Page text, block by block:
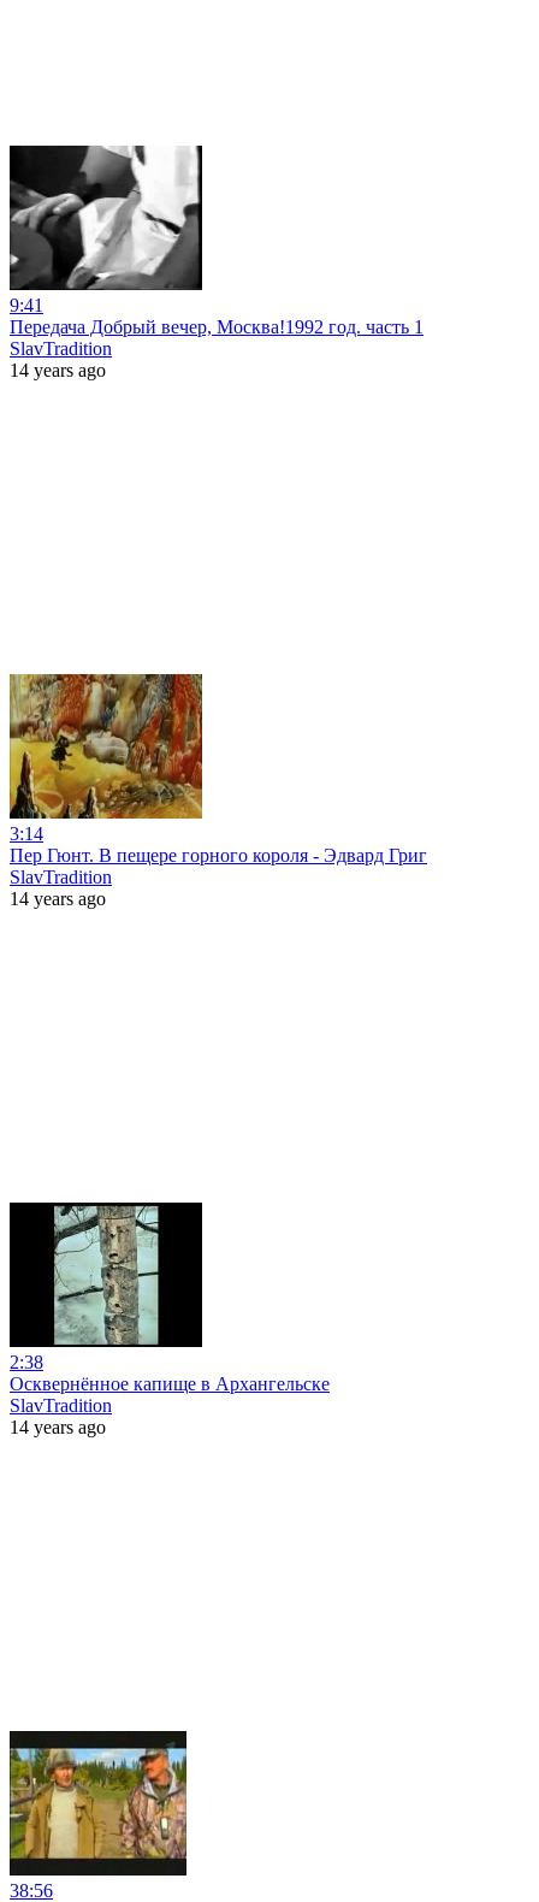
9:41
Передача Добрый вечер, Москва!1992 год. часть 1
SlavTradition
14 years ago
3:14
Пер Гюнт. В пещере горного короля - Эдвард Григ
SlavTradition
14 years ago
2:38
Осквернённое капище в Архангельске
SlavTradition
14 years ago
38:56